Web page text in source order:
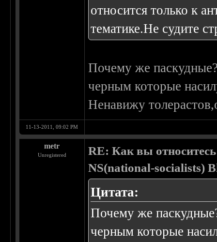
относится только к
тематике.Не судите
Почему же
черным которые
Ненавижу
11-13-2011, 09:02 PM
metr
Unregistered
RE: Как вы
NS(national-socialists)
Цитата:
Почему же
черным которые